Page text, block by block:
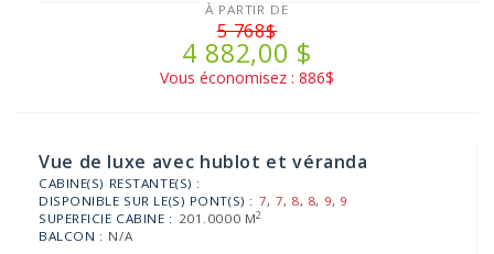
À PARTIR DE
5 768$
4 882,00 $
Vous économisez : 886$
Vue de luxe avec hublot et véranda
CABINE(S) RESTANTE(S) :
DISPONIBLE SUR LE(S) PONT(S) : 7, 7, 8, 8, 9, 9
SUPERFICIE CABINE : 201.0000 M2
BALCON : N/A